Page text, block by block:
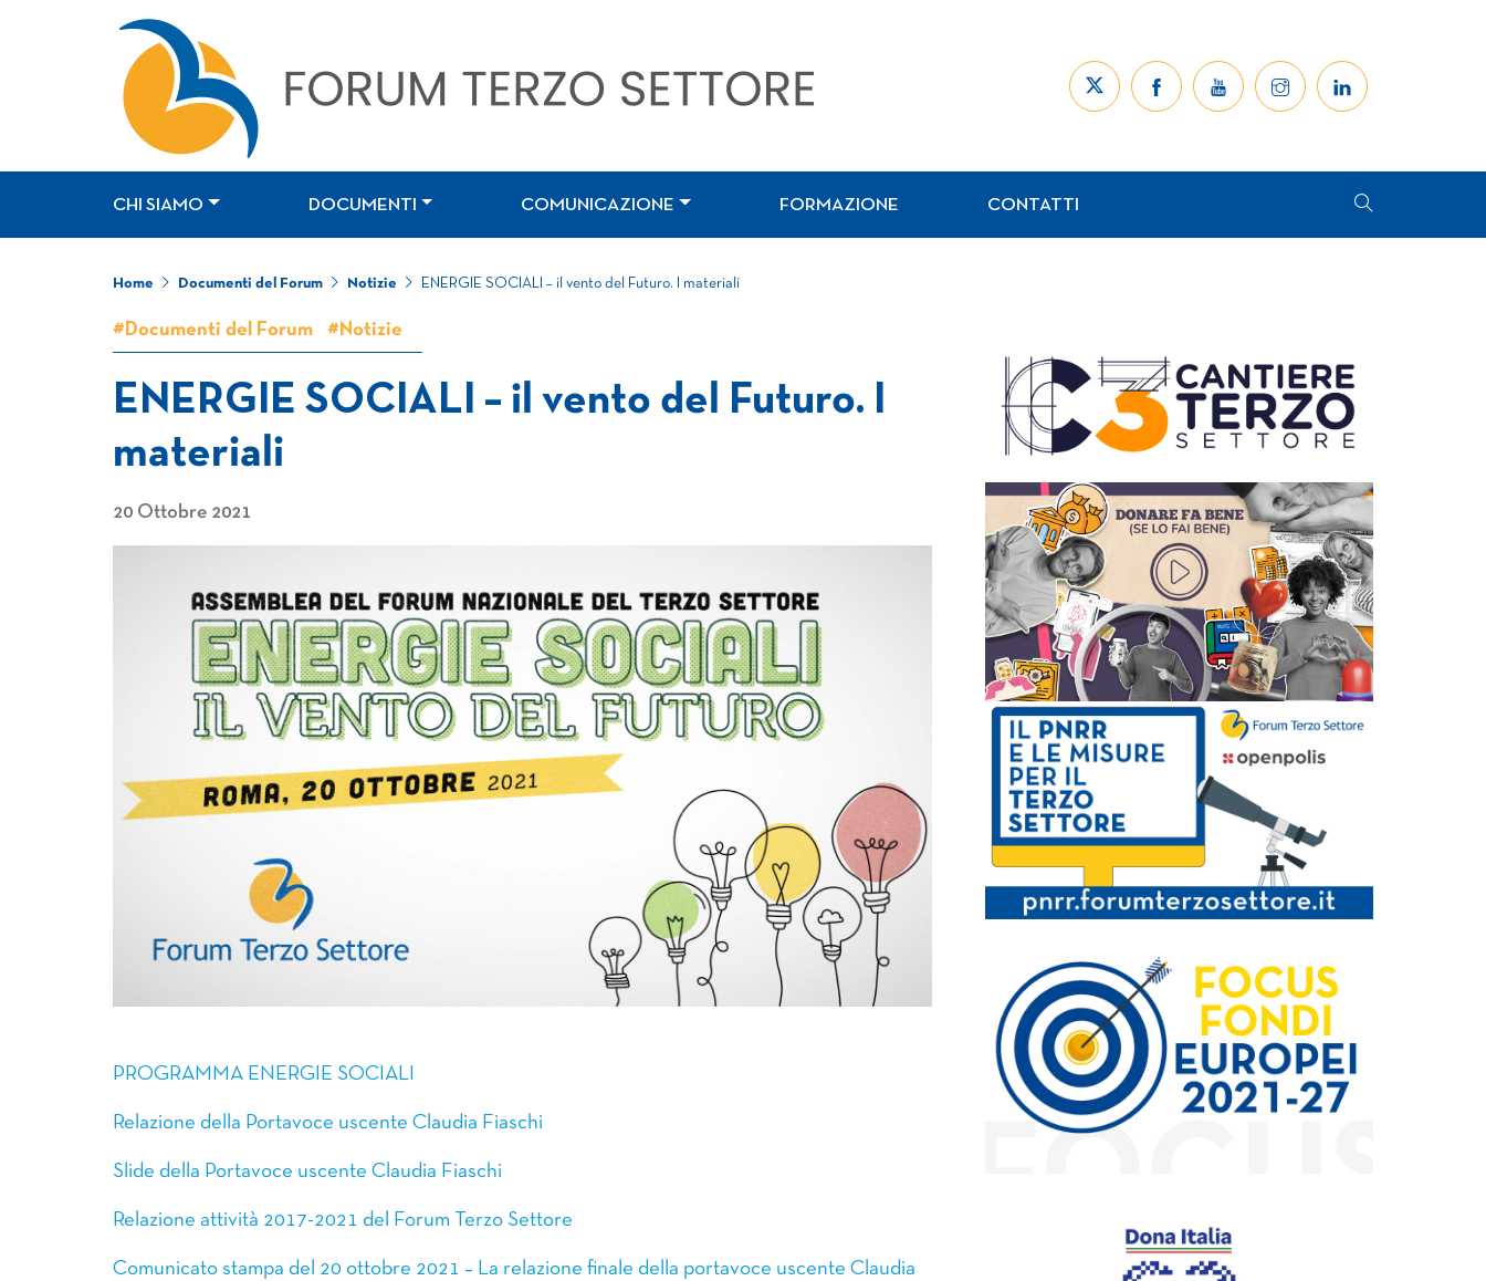
CHI SIAMO DOCUMENTI COMUNICAZIONE FORMAZIONE CONTATTI
Home Documenti del Forum Notizie ENERGIE SOCIALI – il vento del Futuro. I materiali
#Documenti del Forum #Notizie
ENERGIE SOCIALI – il vento del Futuro. I
materiali
20 Ottobre 2021
PROGRAMMA ENERGIE SOCIALI
Relazione della Portavoce uscente Claudia Fiaschi
Slide della Portavoce uscente Claudia Fiaschi
Relazione attività 2017-2021 del Forum Terzo Settore
Comunicato stampa del 20 ottobre 2021 – La relazione finale della portavoce uscente Claudia